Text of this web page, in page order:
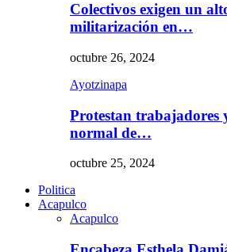
Colectivos exigen un
militarización en…
octubre 26, 2024
Ayotzinapa
Protestan trabajadores
normal de…
octubre 25, 2024
Politica
Acapulco
Acapulco